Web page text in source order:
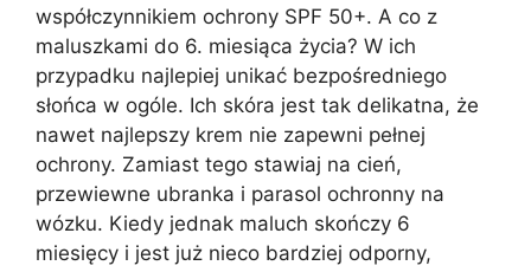
współczynnikiem ochrony SPF 50+. A co z
maluszkami do 6. miesiąca życia? W ich
przypadku najlepiej unikać bezpośredniego
słońca w ogóle. Ich skóra jest tak delikatna, że
nawet najlepszy krem nie zapewni pełnej
ochrony. Zamiast tego stawiaj na cień,
przewiewne ubranka i parasol ochronny na
wózku. Kiedy jednak maluch skończy 6
miesięcy i jest już nieco bardziej odporny,